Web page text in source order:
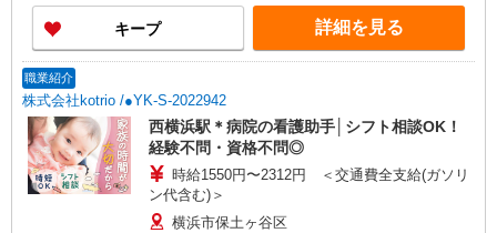
により変動） ・固定残業手当：20,000円（10時
間） ※固定残業時間を超過する場合には超過勤務
手当として別途支給 ・夜勤手当：10,000円/1回
歓迎 ・認知症介護基礎研修 ・初任者研修 ・実務
者研修 ・介護福祉士 など
キープ 詳細を見る
職業紹介
株式会社kotrio /●YK-S-2022942
西横浜駅＊病院の看護助手│シフト相談OK！
経験不問・資格不問◎
時給1550円〜2312円 ＜交通費全支給(ガソリ
ン代含む)＞
横浜市保土ヶ谷区